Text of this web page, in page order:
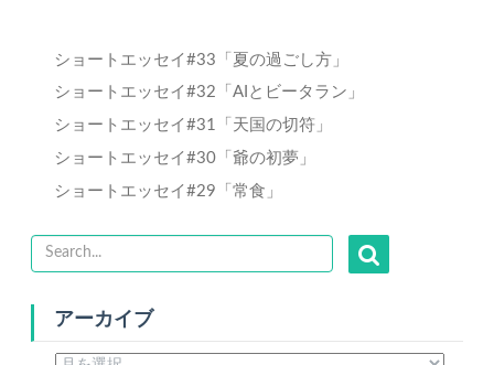
ショートエッセイ#33「夏の過ごし方」
ショートエッセイ#32「AIとビータラン」
ショートエッセイ#31「天国の切符」
ショートエッセイ#30「爺の初夢」
ショートエッセイ#29「常食」
アーカイブ